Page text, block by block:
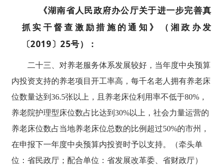
《湖南省人民政府办公厅关于进一步完善真
抓实干督查激励措施的通知》（湘政办发
〔2019〕25号）：
二十三、对养老服务体系发展较好，当年度中央预算
内投资支持的养老项目开工率高，每千名老人拥有养老床
位数量达到36.5张以上，且养老床位利用率不低于80%，
养老院护理型床位数占比达到30%以上，社会力量运营的
养老床位数占当地养老床位总数的比例超过50%的市州，
在申报下一年度中央预算内投资时予以支持。（牵头单
位：省民政厅；配合单位：省发展改革委、省财政厅）